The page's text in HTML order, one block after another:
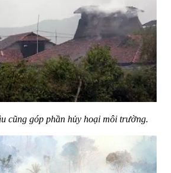
cũng góp phần hủy hoại môi trường.